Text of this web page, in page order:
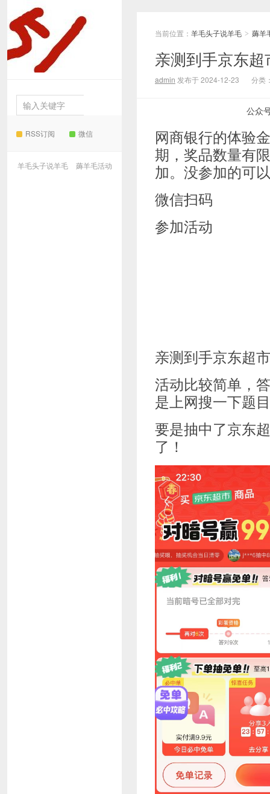
RSS订阅 微信
羊毛头子说羊毛 薅羊毛活动
当前位置： 羊毛头子说羊毛 > 薅羊
亲测到手京东
admin 发布于 2024-12-23 分类
公众
网商银行的体验
期，奖品数量有
加。没参加的可
微信扫码
参加活动
亲测到手京东超
活动比较简单，
是上网搜一下题
要是抽中了京东
了！